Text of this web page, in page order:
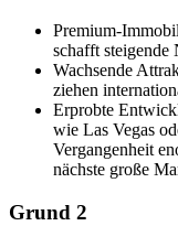
Premium-
schafft steigende
Wachsende
ziehen
Erprobte
wie Las Vegas
Vergangenheit
nächste große
Grund 2